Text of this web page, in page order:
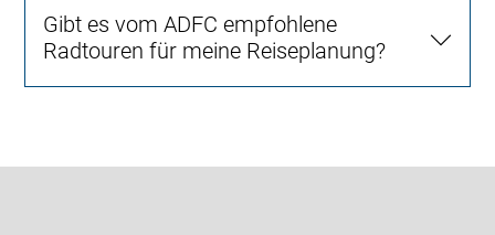
Gibt es vom ADFC empfohlene
Radtouren für meine Reiseplanung?